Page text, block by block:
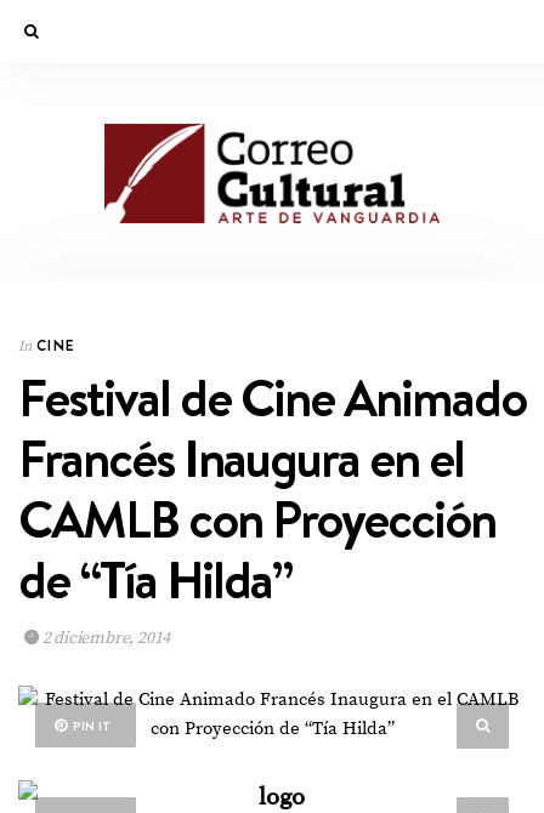
In CINE
Festival de Cine Animado
Francés Inaugura en el
CAMLB con Proyección
de “Tía Hilda”
2 diciembre, 2014
PIN IT